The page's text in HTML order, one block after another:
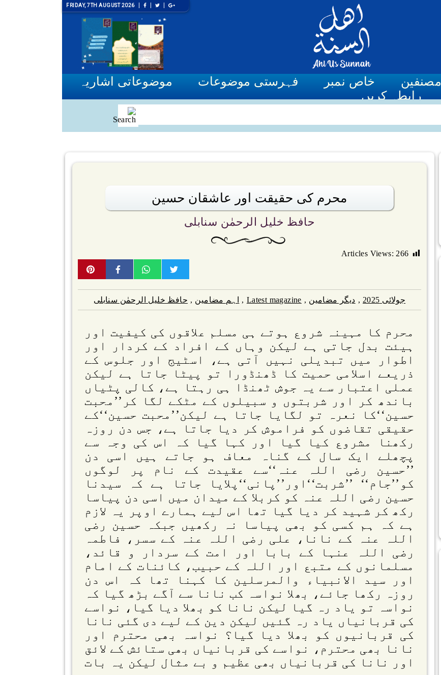
FRIDAY, 7TH AUGUST 2026
مصنفین خاص نمبر فہرستی موضوعات
موضوعاتی اشاریہ
رابطہ کریں
محرم کی حقیقت اور عاشقان حسین
حافظ خلیل الرحمٰن سنابلی
جولائی 2025 , دیگر مضامین ,
Latest magazine
, اہم مضامین , حافظ خلیل الرحمٰن سنابلی
محرم کا مہینہ شروع ہوتے ہی مسلم علاقوں کی کیفیت اور
ہیئت بدل جاتی ہے لیکن وہاں کے افراد کے کردار اور
اطوار میں تبدیلی نہیں آتی ہے، اسٹیج اور جلوس کے
ذریعے اسلامی حمیت کا ڈھنڈورا تو پیٹا جاتا ہے لیکن
عملی اعتبار سے یہ جوش ٹھنڈا ہی رہتا ہے، کالی پٹیاں
باندھ کر اور شربتوں و سبیلوں کے مٹکے لگا کر’’محبت
حسین‘‘کا نعرہ تو لگایا جاتا ہے لیکن’’محبت حسین‘‘کے
حقیقی تقاضوں کو فراموش کر دیا جاتا ہے، جس دن روزہ
رکھنا مشروع کیا گیا اور کہا گیا کہ اس کی وجہ سے
پچھلے ایک سال کے گناہ معاف ہو جاتے ہیں اسی دن
’’حسین رضی اللہ عنہ‘‘سے عقیدت کے نام پر لوگوں
کو’’جام‘‘ ’’شربت‘‘اور’’پانی‘‘پلایا جاتا ہے کہ سیدنا
حسین رضی اللہ عنہ کو کربلا کے میدان میں اسی دن پیاسا
رکھ کر شہید کر دیا گیا تھا اس لیے ہمارے اوپر یہ لازم
ہے کہ ہم کسی کو بھی پیاسا نہ رکھیں جبکہ حسین رضی
اللہ عنہ کے نانا، علی رضی اللہ عنہ کے سسر، فاطمہ
رضی اللہ عنہا کے بابا اور امت کے سردار و قائد،
مسلمانوں کے متبع اور اللہ کے حبیب، کائنات کے امام
اور سید الانبیاء والمرسلین کا کہنا تھا کہ اس دن
روزہ رکھا جائے، بھلا نواسہ کب نانا سے آگے بڑھ گیا کہ
نواسہ تو یاد رہ گیا لیکن نانا کو بھلا دیا گیا، نواسے
کی قربانیاں یاد رہ گئیں لیکن دین کے لیے دی گئی نانا
کی قربانیوں کو بھلا دیا گیا؟ نواسہ بھی محترم اور
نانا بھی محترم، نواسے کی قربانیاں بھی ستائش کے لائق
اور نانا کی قربانیاں بھی عظیم و بے مثال لیکن یہ بات
Articles Views: 266